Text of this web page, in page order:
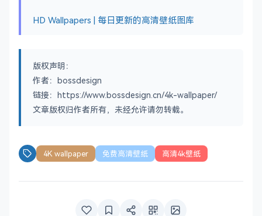
HD Wallpapers | 每日更新的高清壁纸图库
版权声明：
作者：bossdesign
链接：https://www.bossdesign.cn/4k-wallpaper/
文章版权归作者所有，未经允许请勿转载。
4K wallpaper 免费高清壁纸 高清4k壁纸